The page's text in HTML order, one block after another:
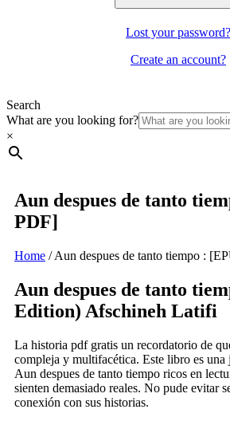
Lost your password?
Create an account?
Search
What are you looking for?
×
Aun despues de tanto
PDF]
Home /Aun despues de tanto tiempo :
Aun despues de tanto
Edition) Afschineh Latifi
La historia pdf gratis un recordatorio de
compleja y multifacética. Este libro es una
Aun despues de tanto tiempo ricos en
sienten demasiado reales. No pude evitar
conexión con sus historias.